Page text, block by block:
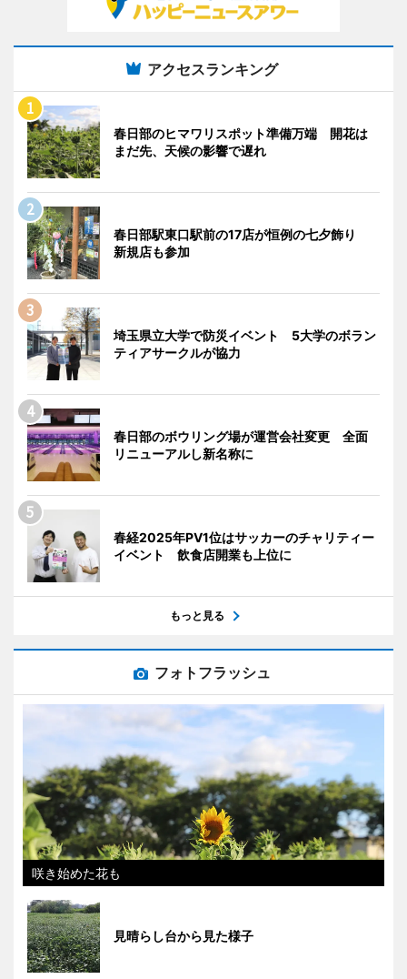
アクセスランキング
春日部のヒマワリスポット準備万端 開花は
まだ先、天候の影響で遅れ
春日部駅東口駅前の17店が恒例の七夕飾り
新規店も参加
埼玉県立大学で防災イベント 5大学のボラン
ティアサークルが協力
春日部のボウリング場が運営会社変更 全面
リニューアルし新名称に
春経2025年PV1位はサッカーのチャリティー
イベント 飲食店開業も上位に
もっと見る
フォトフラッシュ
咲き始めた花も
見晴らし台から見た様子